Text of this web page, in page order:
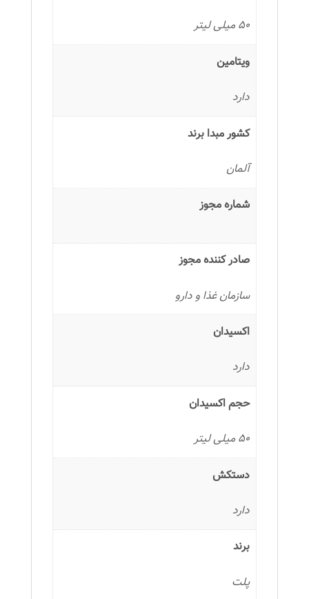
50 میلی لیتر
ویتامین
دارد
کشور مبدا برند
آلمان
شماره مجوز
صادر کننده مجوز
سازمان غذا و دارو
اکسیدان
دارد
حجم اکسیدان
50 میلی لیتر
دستکش
دارد
برند
پلت